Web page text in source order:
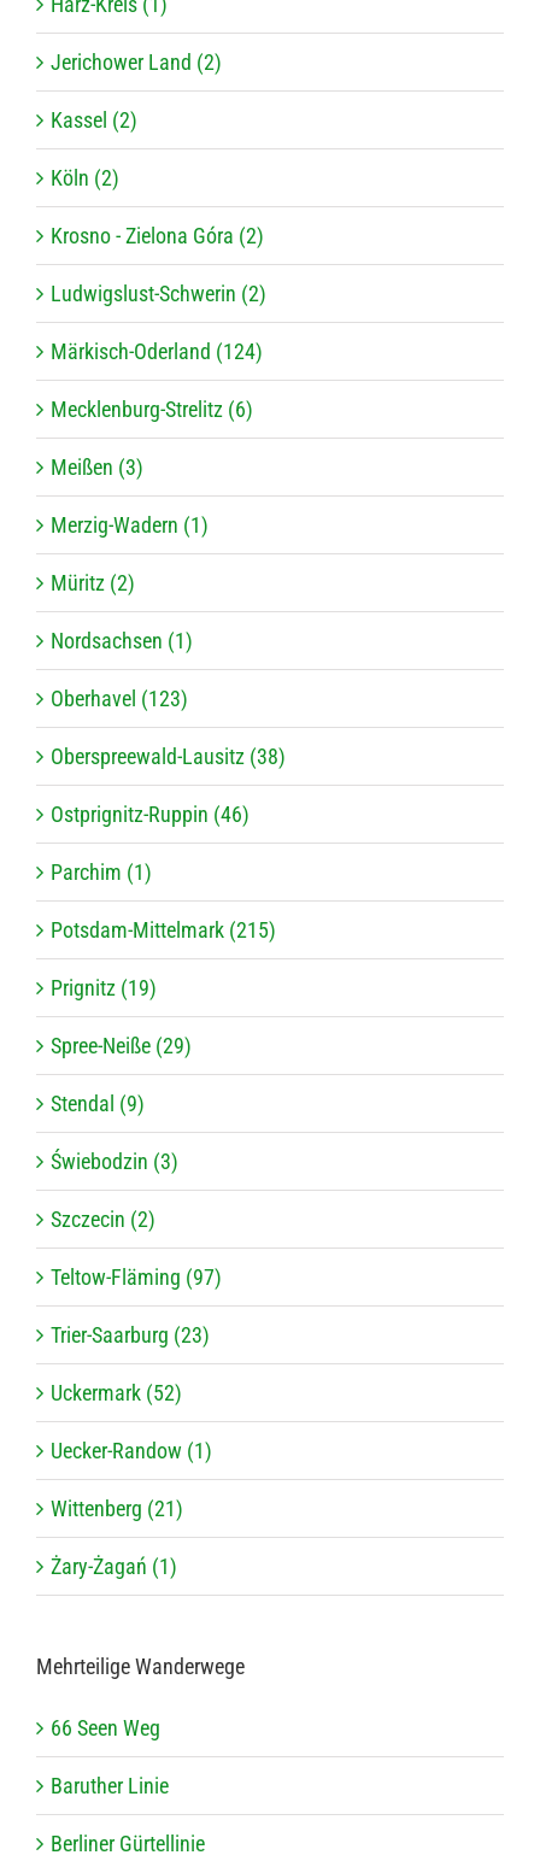
Jerichower Land (2)
Kassel (2)
Köln (2)
Krosno - Zielona Góra (2)
Ludwigslust-Schwerin (2)
Märkisch-Oderland (124)
Mecklenburg-Strelitz (6)
Meißen (3)
Merzig-Wadern (1)
Müritz (2)
Nordsachsen (1)
Oberhavel (123)
Oberspreewald-Lausitz (38)
Ostprignitz-Ruppin (46)
Parchim (1)
Potsdam-Mittelmark (215)
Prignitz (19)
Spree-Neiße (29)
Stendal (9)
Świebodzin (3)
Szczecin (2)
Teltow-Fläming (97)
Trier-Saarburg (23)
Uckermark (52)
Uecker-Randow (1)
Wittenberg (21)
Żary-Żagań (1)
Mehr­tei­lige Wanderwege
66 Seen Weg
Baru­ther Linie
Ber­li­ner Gürtellinie